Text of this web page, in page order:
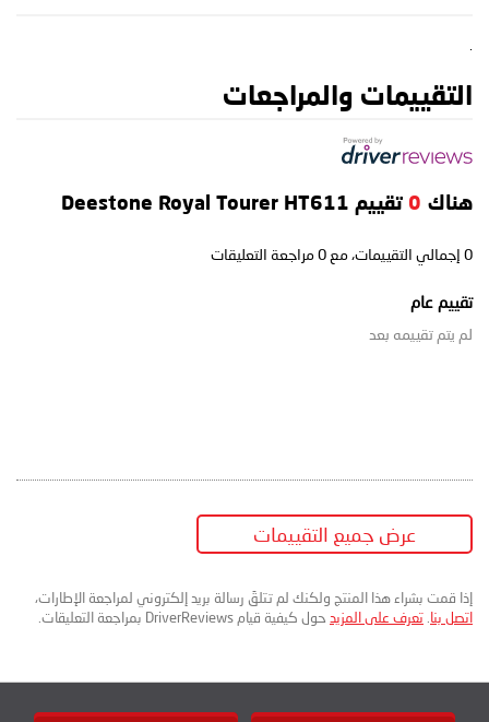
التقييمات والمراجعات
هناك 0 تقييم Deestone Royal Tourer HT611
0 إجمالي التقييمات، مع 0 مراجعة التعليقات
تقييم عام
لم يتم تقييمه بعد
عرض جميع التقييمات
إذا قمت بشراء هذا المنتج ولكنك لم تتلقَ رسالة بريد إلكتروني لمراجعة الإطارات،
اتصل بنا تعرف على المزيد حول كيفية قيام DriverReviews بمراجعة التعليقات.